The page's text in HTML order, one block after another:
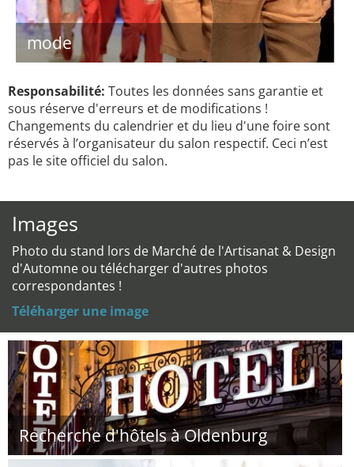
mode
Responsabilité: Toutes les données sans garantie et
sous réserve d'erreurs et de modifications !
Changements du calendrier et du lieu d'une foire sont
réservés à l’organisateur du salon respectif. Ceci n’est
pas le site officiel du salon.
Images
Photo du stand lors de Marché de l'Artisanat & Design
d'Automne ou télécharger d'autres photos
correspondantes !
Téléharger une image
Recherche d'hôtels à Oldenburg